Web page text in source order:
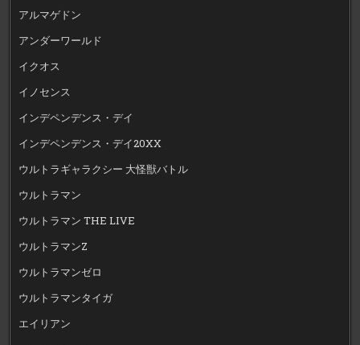
アルマゲドン
アンダーワールド
イクオス
イノセンス
インデペンデンス・デイ
インデペンデンス・デイ20XX
ウルトラギャラクシー 大怪獣バトル
ウルトラマン
ウルトラマン THE LIVE
ウルトラマンZ
ウルトラマンゼロ
ウルトラマンタイガ
エイリアン